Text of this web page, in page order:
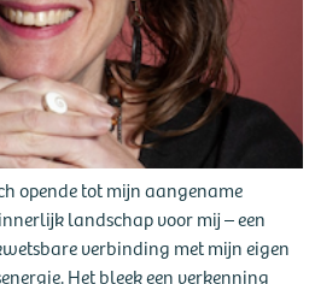
opende tot mijn aangename
landschap voor mij – een
verbinding met mijn eigen
Het bleek een verkenning